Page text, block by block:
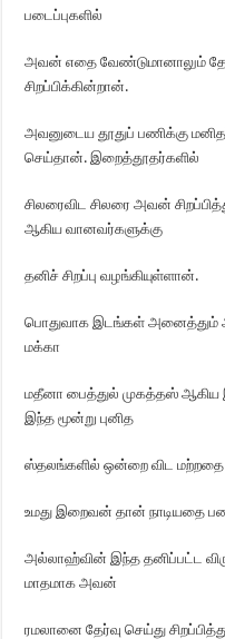
படைப்புகளில்
அவன் எதை வேண்டுமானாலும்
சிறப்பிக்கின்றான்.
அவனுடைய தூதுப் பணிக்கு
செய்தான். இறைத்தூதர்களில்
சிலரைவிட சிலரை அவன்
ஆகிய வானவர்களுக்கு
தனிச் சிறப்பு வழங்கியுள்ளான்.
பொதுவாக இடங்கள் அனைத்தும்
மக்கா
மதீனா பைத்துல் முகத்தஸ் ஆகிய
இந்த மூன்று புனித
ஸ்தலங்களில் ஒன்றை விட மற்றதை
உமது இறைவன் தான் நாடியதை
அல்லாஹ்வின் இந்த தனிப்பட்ட
மாதமாக அவன்
ரமலானை தேர்வு செய்து